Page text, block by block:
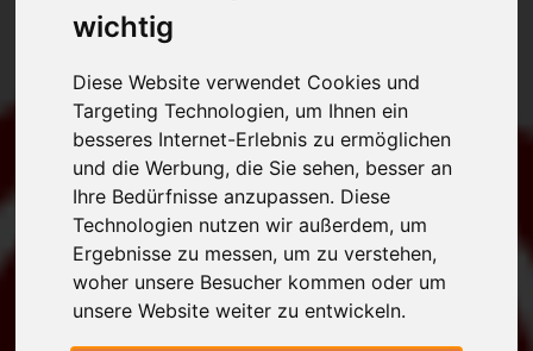
wichtig
Diese Website verwendet Cookies und
Targeting Technologien, um Ihnen ein
besseres Internet-Erlebnis zu ermöglichen
und die Werbung, die Sie sehen, besser an
Ihre Bedürfnisse anzupassen. Diese
Technologien nutzen wir außerdem, um
Ergebnisse zu messen, um zu verstehen,
woher unsere Besucher kommen oder um
unsere Website weiter zu entwickeln.